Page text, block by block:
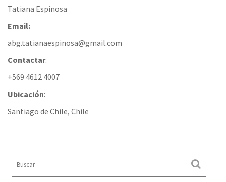
Tatiana Espinosa
Email:
abg.tatianaespinosa@gmail.com
Contactar:
+569 4612 4007
Ubicación:
Santiago de Chile, Chile